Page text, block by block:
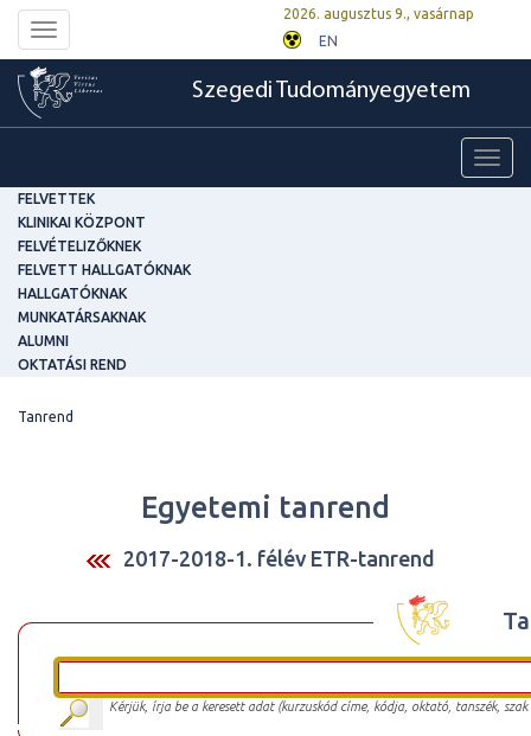
Toggle
navigation
2026. augusztus 9., vasárnap
EN
Szegedi Tudományegyetem
FELVETTEK
KLINIKAI KÖZPONT
FELVÉTELIZŐKNEK
FELVETT HALLGATÓKNAK
HALLGATÓKNAK
MUNKATÁRSAKNAK
ALUMNI
OKTATÁSI REND
Tanrend
Egyetemi tanrend
2017-2018-1. félév ETR-tanrend
Kérjük, írja be a keresett adat (kurzuskód címe, kódja, oktató, tanszék,